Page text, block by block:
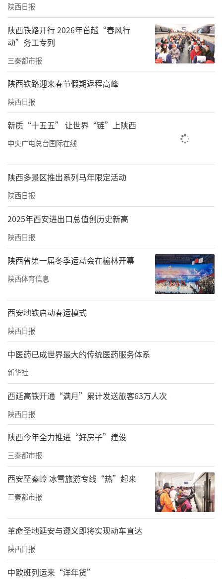
陕西日报
陕西铁路开行 2026年首趟“春风行
动”务工专列
三秦都市报
陕西铁路迎来春节假期返程高峰
陕西日报
新质“十五五” 让世界“链”上陕西
中央广电总台国际在线
陕西多景区推出系列马年限定活动
陕西日报
2025年西安进出口总值创历史新高
陕西日报
陕西省第一届冬季运动会在榆林开幕
陕西体育信息
西安地铁启动春运模式
陕西日报
中医药已成世界最大的传统医药服务体系
新华社
西延高铁开通“满月”累计发送旅客63万人次
陕西日报
陕西今年全力推进“好房子”建设
三秦都市报
西安至秦岭 冰雪旅游专线“热”起来
三秦都市报
革命圣地延安与遵义即将实现动车直达
陕西日报
中欧班列运来“洋年货”